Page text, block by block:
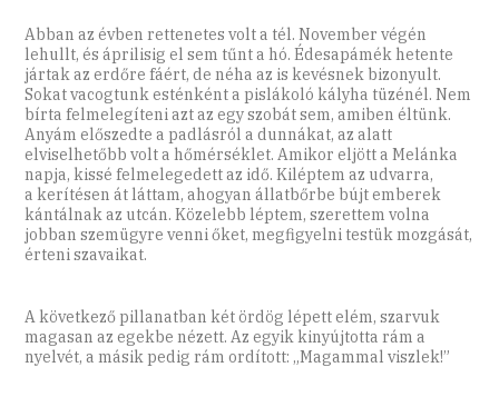
Abban az évben rettenetes volt a tél. November végén
lehullt, és áprilisig el sem tűnt a hó. Édesapámék hetente
jártak az erdőre fáért, de néha az is kevésnek bizonyult.
Sokat vacogtunk esténként a pislákoló kályha tüzénél. Nem
bírta felmelegíteni azt az egy szobát sem, amiben éltünk.
Anyám előszedte a padlásról a dunnákat, az alatt
elviselhetőbb volt a hőmérséklet. Amikor eljött a Melánka
napja, kissé felmelegedett az idő. Kiléptem az udvarra,
a kerítésen át láttam, ahogyan állatbőrbe bújt emberek
kántálnak az utcán. Közelebb léptem, szerettem volna
jobban szemügyre venni őket, megfigyelni testük mozgását,
érteni szavaikat.
A következő pillanatban két ördög lépett elém, szarvuk
magasan az egekbe nézett. Az egyik kinyújtotta rám a
nyelvét, a másik pedig rám ordított: „Magammal viszlek!”